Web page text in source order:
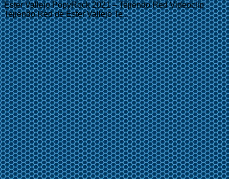
Ester Vallejo PopyRock 2021 – Tejiendo Red Videoclip
Tejiendo Red de Ester Vallejo Te...